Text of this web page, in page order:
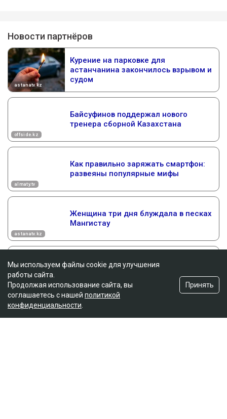
Мы используем файлы cookie для улучшения
работы сайта.
Продолжая использование сайта, вы
соглашаетесь с нашей политикой
конфиденциальности
Принять